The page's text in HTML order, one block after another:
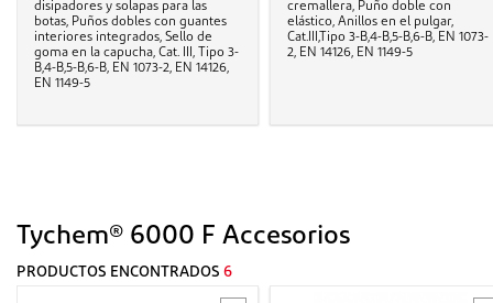
disipadores y solapas para las
botas, Puños dobles con guantes
interiores integrados, Sello de
goma en la capucha, Cat. III, Tipo 3-
B,4-B,5-B,6-B, EN 1073-2, EN 14126,
EN 1149-5
cremallera, Puño doble con
elástico, Anillos en el pulgar,
Cat.III,Tipo 3-B,4-B,5-B,6-B, EN 1073-
2, EN 14126, EN 1149-5
Tychem® 6000 F Accesorios
PRODUCTOS ENCONTRADOS 6